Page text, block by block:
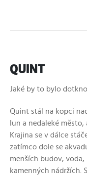
QUINT
Jaké by to bylo
Quint stál na kopci
lun a nedaleké
Krajina se v dálce
zatímco dole se
menších budov,
kamenných nádržích.